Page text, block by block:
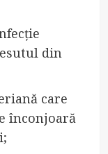
din
care
înconjoară